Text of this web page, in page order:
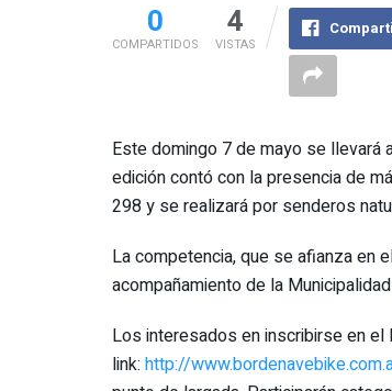
0
COMPARTIDOS
4
VISTAS
Este domingo 7 de mayo se llevará
edición contó con la presencia de
298 y se realizará por senderos
La competencia, que se afianza en
acompañamiento de la
Los interesados en inscribirse en
link: http://